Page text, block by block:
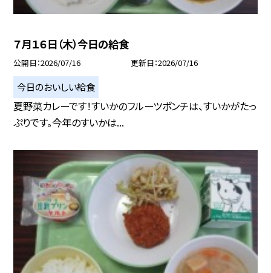
７月１６日（木）今日の給食
公開日 2026/07/16 更新日 2026/07/16
今日のおいしい給食
夏野菜カレーです！すいかのフルーツポンチは、すいかがたっ
ぷりです。今年のすいかは...